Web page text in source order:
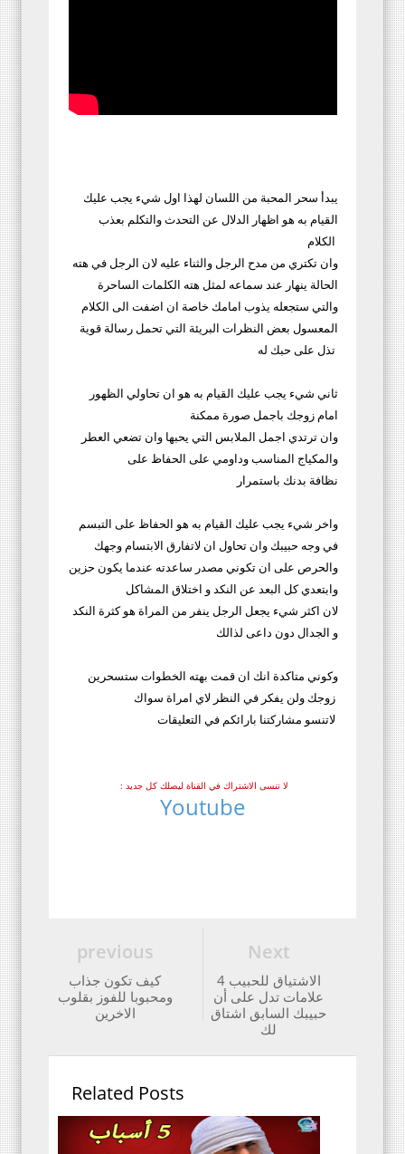
يبدأ سحر المحبة من اللسان لهذا اول شيء يجب عليك
القيام به هو اظهار الدلال عن التحدث والتكلم بعذب
وان تكتري من مدح الرجل والثناء عليه لان الرجل في هته
الحالة ينهار عند سماعه لمثل هته الكلمات الساحرة
والتي ستجعله يذوب امامك خاصة ان اضفت الى الكلام
المعسول بعض النظرات البريئة التي تحمل رسالة قوية
ثاني شيء يجب عليك القيام به هو ان تحاولي الظهور
امام زوجك باجمل صورة ممكنة
وان ترتدي اجمل الملابس التي يحبها وان تضعي العطر
والمكياج المناسب وداومي على الحفاظ على
نظافة بدنك باستمرار
واخر شيء يجب عليك القيام به هو الحفاظ على التبسم
في وجه حبيبك وان تحاول ان لاتفارق الابتسام وجهك
والحرص على ان تكوني مصدر ساعدته عندما يكون حزين
وابتعدي كل البعد عن النكد و اختلاق المشاكل
و الجدال دون داعى لذالك
وكوني متاكدة انك ان قمت بهته الخطوات ستسحرين
: لا تنسى الاشتراك في القناة ليصلك كل جديد
Youtube
Next
الاشتياق للحبيب 4
علامات تدل على أن
حبيبك السابق اشتاق
لك
previous
كيف تكون جذاب
ومحبوبا للفوز بقلوب
الاخرين
Related Posts